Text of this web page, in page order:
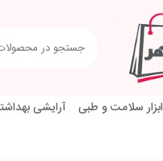
ابزار سلامت و طبی آرایشی